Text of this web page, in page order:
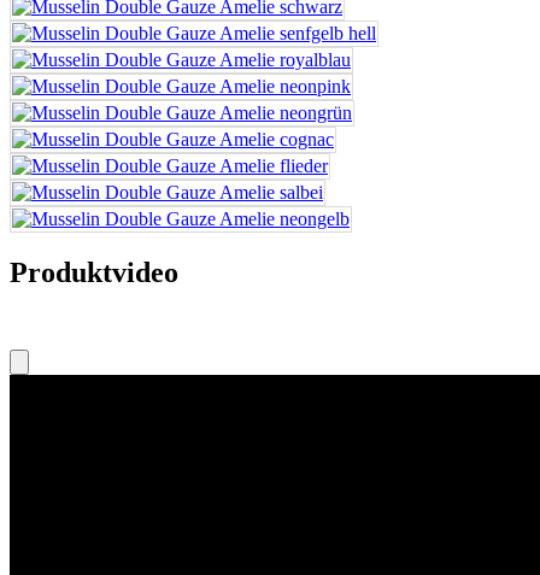
Produktvideo